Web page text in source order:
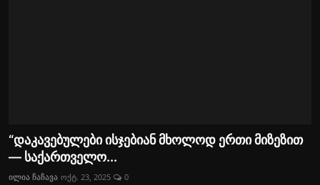
“დაკავებულები ისჯებიან მხოლოდ ერთი მიზეზით
— საქართველო...
ილია ჩაჩავა ოქტ. 23, 2025 0